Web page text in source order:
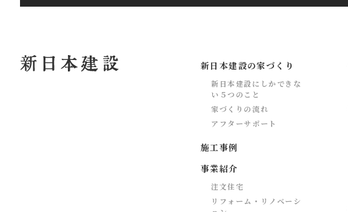
新日本建設の家づくり
新日本建設にしかできな
い５つのこと
家づくりの流れ
アフターサポート
施工事例
事業紹介
注文住宅
リフォーム・リノベーシ